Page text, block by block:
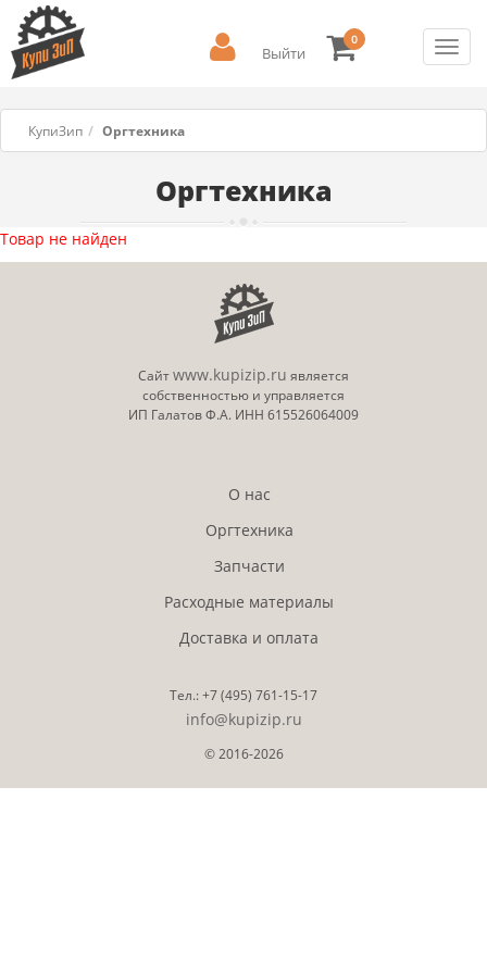
Выйти
0
КупиЗип Оргтехника
Оргтехника
Товар не найден
Сайтwww.kupizip.ru является
собственностью и управляется
ИП Галатов Ф.А. ИНН 615526064009
О нас
Оргтехника
Запчасти
Расходные материалы
Доставка и оплата
Тел.:+7 (495) 761-15-17
info@kupizip.ru
© 2016-2026